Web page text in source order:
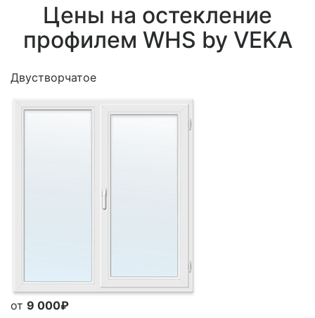
Цены на остекление
профилем WHS by VEKA
Двустворчатое
от 9 000₽